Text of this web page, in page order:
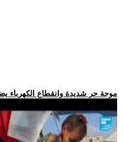
.. موجة حر شديدة وانقطاع